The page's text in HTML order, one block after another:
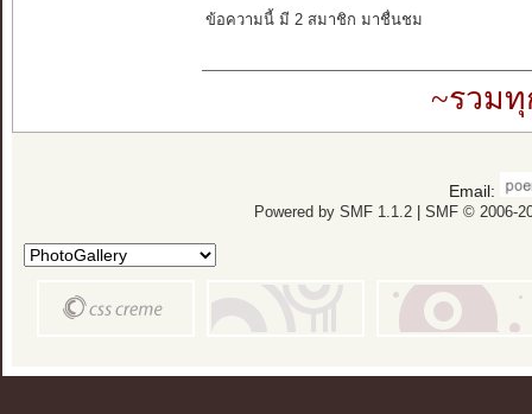
ข้อความนี้ มี 2 สมาชิก มาชื่นชม
~รวมทุ
Email:
Powered by SMF 1.1.2| SMF © 2006-